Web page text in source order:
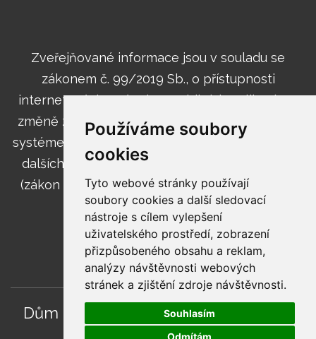
Používáme soubory
cookies
Tyto webové stránky používají
soubory cookies a další sledovací
nástroje s cílem vylepšení
uživatelského prostředí, zobrazení
přizpůsobeného obsahu a reklam,
analýzy návštěvnosti webových
stránek a zjištění zdroje návštěvnosti.
Souhlasím
Odmítám
Zveřejňované informace jsou v souladu se
zákonem č. 99/2019 Sb., o přístupnosti
internetových stránek a mobilních aplikací a o
změně zákona č. 365/2000 Sb., o informačních
systémech veřejné správy a o změně některých
dalších zákonů, ve znění pozdějších předpisů
(zákon o přístupnosti internetových stránek a
mobilních aplikací).
Dům dětí a mládeže Ostrava-Poruba,
příspěvková organizace |